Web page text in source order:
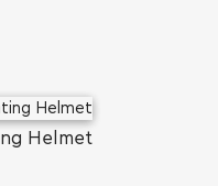
Helmet